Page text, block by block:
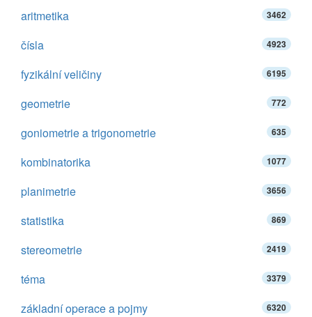
aritmetika 3462
čísla 4923
fyzikální veličiny 6195
geometrie 772
goniometrie a trigonometrie 635
kombinatorika 1077
planimetrie 3656
statistika 869
stereometrie 2419
téma 3379
základní operace a pojmy 6320